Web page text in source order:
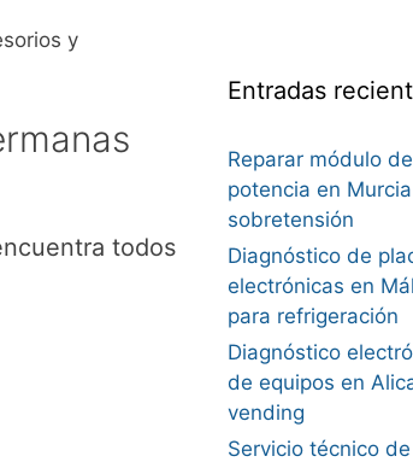
y
todos
Entradas
Reparar módulo de
potencia en
sobretensión
Diagnóstico de
electrónicas en
para refrigeración
Diagnóstico
de equipos en
vending
Servicio técnico de